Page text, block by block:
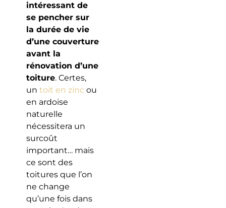
intéressant de
se pencher sur
la durée de vie
d’une couverture
avant la
rénovation d’une
toiture. Certes,
un toit en zinc ou
en ardoise
naturelle
nécessitera un
surcoût
important… mais
ce sont des
toitures que l’on
ne change
qu’une fois dans